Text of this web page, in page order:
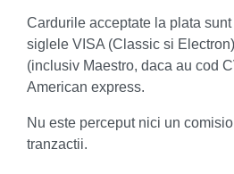
Cardurile acceptate la plata
siglele VISA (Classic si
(inclusiv Maestro, daca au cod
American express.
Nu este perceput nici un
tranzactii.